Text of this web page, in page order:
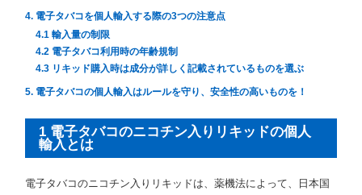
4. 電子タバコを個人輸入する際の3つの注意点
4.1 輸入量の制限
4.2 電子タバコ利用時の年齢規制
4.3 リキッド購入時は成分が詳しく記載されているものを選ぶ
5. 電子タバコの個人輸入はルールを守り、安全性の高いものを！
1 電子タバコのニコチン入りリキッドの個人
輸入とは
電子タバコのニコチン入りリキッドは、薬機法によって、日本国